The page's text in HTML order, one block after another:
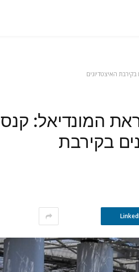
המונדיאל: קנס
בקירבת